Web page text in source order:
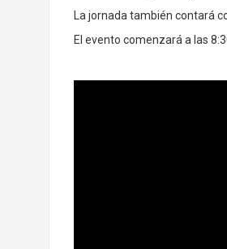
La jornada también contará
El evento comenzará a las